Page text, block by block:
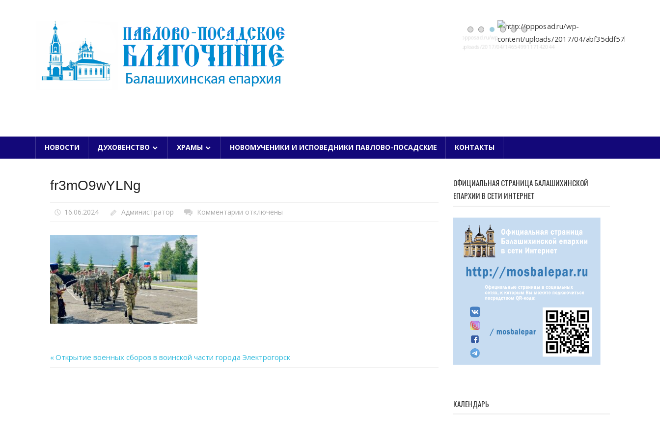
ПАВЛОВО-ПОСАДСКОЕ БЛАГОЧИНИЕ
НОВОСТИ ДУХОВЕНСТВО ХРАМЫ НОВОМУЧЕНИКИ И ИСПОВЕДНИКИ ПАВЛОВО-ПОСАДСКИЕ КОНТАКТЫ
fr3mO9wYLNg
16.06.2024 Администратор Комментарии котключены
Previous
Открытие военных сборов в воинской части города Электрогорск
ОФИЦИАЛЬНАЯ СТРАНИЦА БАЛАШИХИНСКОЙ
ЕПАРХИИ В СЕТИ ИНТЕРНЕТ
КАЛЕНДАРЬ